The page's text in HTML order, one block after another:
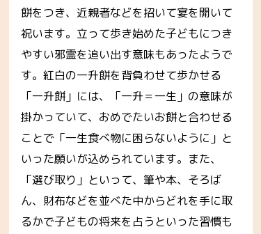
餅をつき、近親者などを招いて宴を開いて
祝います。立って歩き始めた子どもにつき
やすい邪霊を追い出す意味もあったようで
す。紅白の一升餅を背負わせて歩かせる
「一升餅」には、「一升＝一生」の意味が
掛かっていて、おめでたいお餅と合わせる
ことで「一生食べ物に困らないように」と
いった願いが込められています。また、
「選び取り」といって、筆や本、そろば
ん、財布などを並べた中からどれを手に取
るかで子どもの将来を占うといった習慣も